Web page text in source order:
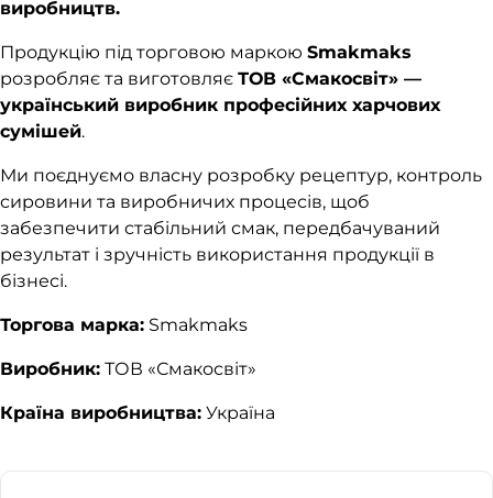
виробництв.
Продукцію під торговою маркою Smakmaks
розробляє та виготовляє ТОВ «Смакосвіт» —
український виробник професійних харчових
сумішей.
Ми поєднуємо власну розробку рецептур, контроль
сировини та виробничих процесів, щоб
забезпечити стабільний смак, передбачуваний
результат і зручність використання продукції в
бізнесі.
Торгова марка: Smakmaks
Виробник: ТОВ «Смакосвіт»
Країна виробництва: Україна